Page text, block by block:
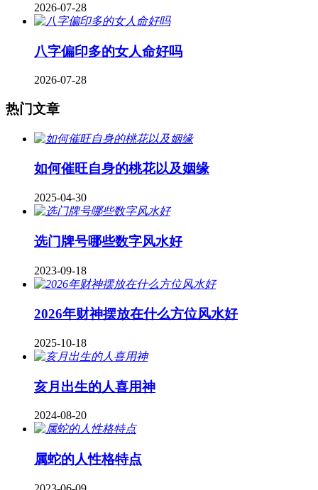
2026-07-28
八字偏印多的女人命好吗
2026-07-28
热门文章
如何催旺自身的桃花以及姻缘
2025-04-30
​选门牌号哪些数字风水好
2023-09-18
2026年财神摆放在什么方位风水好
2025-10-18
亥月出生的人喜用神
2024-08-20
属蛇的人性格特点